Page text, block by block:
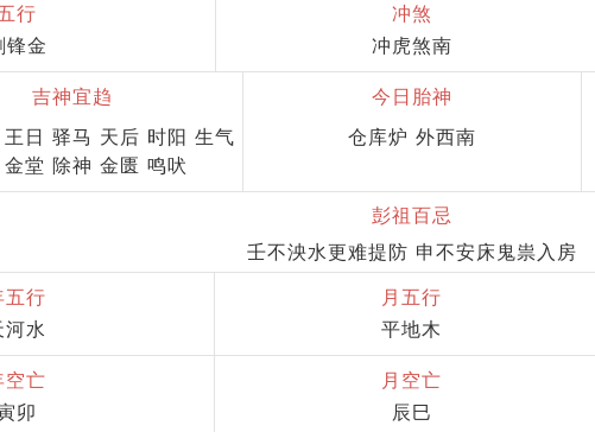
行
锋金
冲煞
冲虎煞南
吉神宜趋
日 驿马 天后 时阳 生气
金堂 除神 金匮 鸣吠
今日胎神
仓库炉 外西南
彭祖百忌
壬不泱水更难提防 申不安床鬼祟入房
五行
河水
月五行
平地木
空亡
卯
月空亡
辰巳